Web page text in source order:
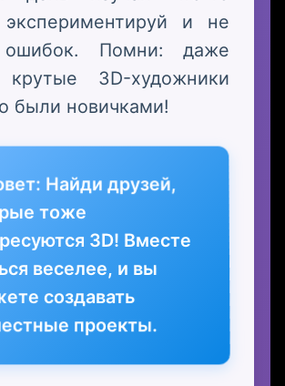
и не
ошибок. Помни: даже
3D-художники
были новичками!
Найди друзей,
тоже
3D! Вместе
веселее, и вы
создавать
проекты.